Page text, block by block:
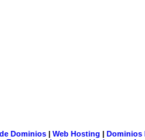
Dominios| Web Hosting | Dominios